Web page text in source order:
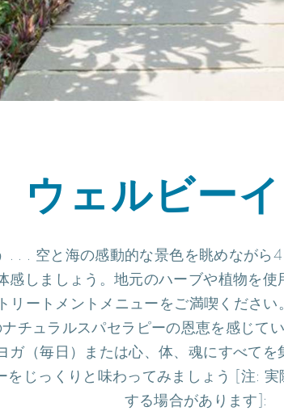
ウェルビー
. . . 空と海の感動的な景色を眺めなが
感しましょう。地元のハーブや植物を
リートメントメニューをご満喫くださ
チュラルスパセラピーの恩恵を感じて
（毎日）または心、体、魂にすべてを
をじっくりと味わってみましょう [注:
する場合があります]: